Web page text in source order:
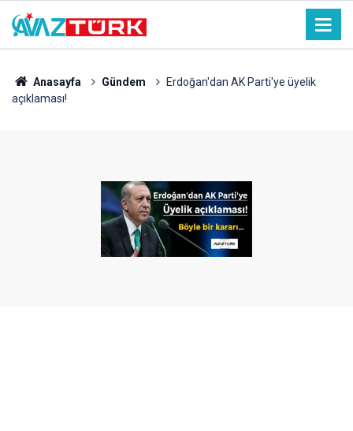
Anasayfa Gündem
Erdoğan'dan AK Parti'ye üyelik
açıklaması!